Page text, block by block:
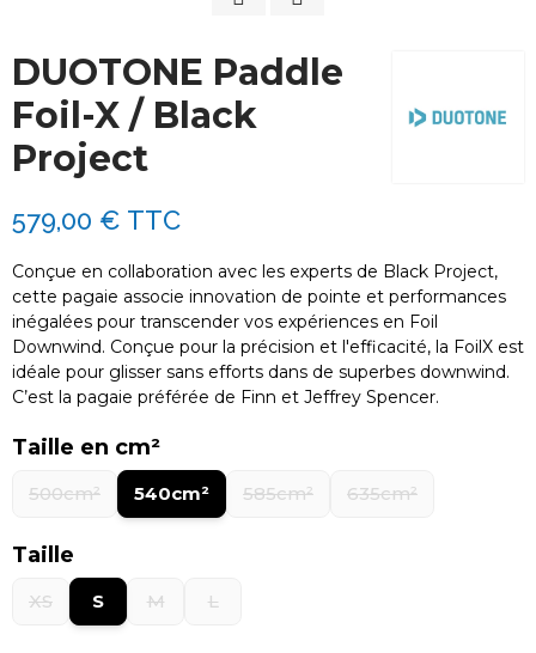
DUOTONE Paddle
Foil-X / Black
Project
579,00 € TTC
Conçue en collaboration avec les experts de Black Project,
cette pagaie associe innovation de pointe et performances
inégalées pour transcender vos expériences en Foil
Downwind. Conçue pour la précision et l'efficacité, la FoilX est
idéale pour glisser sans efforts dans de superbes downwind.
C’est la pagaie préférée de Finn et Jeffrey Spencer.
Taille en cm²
500cm² 540cm² 585cm² 635cm²
Taille
XS S M L